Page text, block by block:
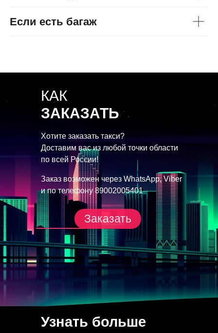
Если есть багаж
Заказ возможен через WhatsApp, Viber
и по телефону89002005401
Хотите заказать такси?
Доставим вас из любой точки области
по всей России!
КАК
ЗАКАЗАТЬ
Заказать
Узнать больше